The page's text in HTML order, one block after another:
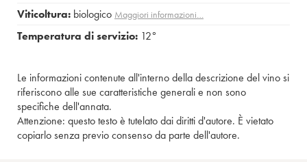
Viticoltura: biologico Maggiori informazioni…
Temperatura di servizio: 12°
Le informazioni contenute all'interno della descrizione del vino si
riferiscono alle sue caratteristiche generali e non sono
specifiche dell'annata.
Attenzione: questo testo è tutelato dai diritti d'autore. È vietato
copiarlo senza previo consenso da parte dell'autore.